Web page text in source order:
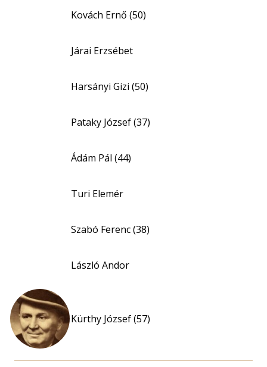
Kovách Ernő (50)
Járai Erzsébet
Harsányi Gizi (50)
Pataky József (37)
Ádám Pál (44)
Turi Elemér
Szabó Ferenc (38)
László Andor
Kürthy József (57)